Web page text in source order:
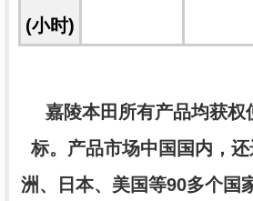
(小时)
嘉陵本田所有产品均获权
标。产品市场中国国内，
洲、日本、美国等90多个国